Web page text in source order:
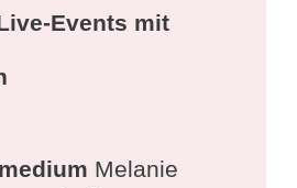
Events mit
Melanie